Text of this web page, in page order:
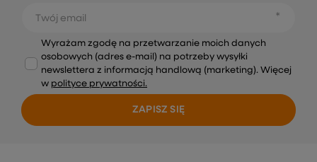
Twój email
Wyrażam zgodę na przetwarzanie moich danych
osobowych (adres e-mail) na potrzeby wysyłki
newslettera z informacją handlową (marketing). Więcej
w polityce prywatności.
ZAPISZ SIĘ